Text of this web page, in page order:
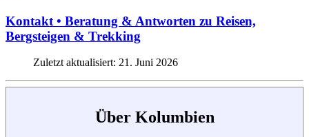
Kontakt • Beratung & Antworten zu Reisen,
Bergsteigen & Trekking
Zuletzt aktualisiert: 21. Juni 2026
Über Kolumbien